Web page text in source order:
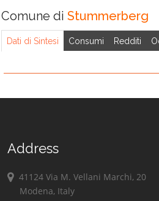
Comune di Stummerberg
Dati di Sintesi Consumi Redditi
Address
41124 Via M. Vellani Marchi, 20
Modena, Italy